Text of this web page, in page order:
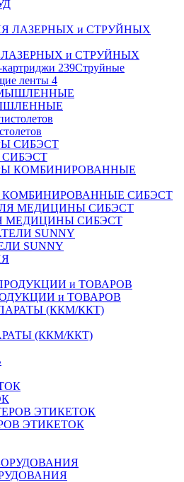
и СТРУЙНЫХ
239Струйные
ленты 4
КОМБИНИРОВАННЫЕ СИБЭСТ
МЕДИЦИНЫ СИБЭСТ
SUNNY
и ТОВАРОВ
(ККМ/ККТ)
ЭТИКЕТОК